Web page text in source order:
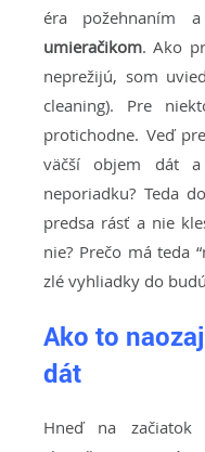
éra požehnaním
umieračikom. Ako
neprežijú, som
cleaning). Pre
protichodne. Veď
väčší objem dát
neporiadku? Teda
predsa rásť a nie
nie? Prečo má teda
zlé vyhliadky do
Ako to
dát
Hneď na